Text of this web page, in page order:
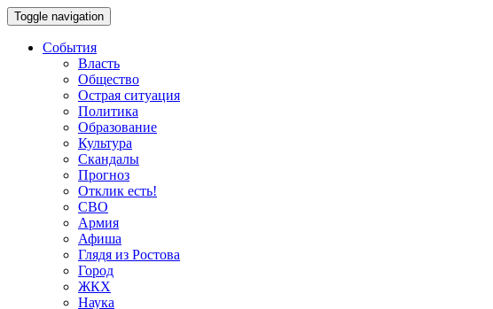
Toggle navigation
События
Власть
Общество
Острая ситуация
Политика
Образование
Культура
Скандалы
Прогноз
Отклик есть!
СВО
Армия
Афиша
Глядя из Ростова
Город
ЖКХ
Наука